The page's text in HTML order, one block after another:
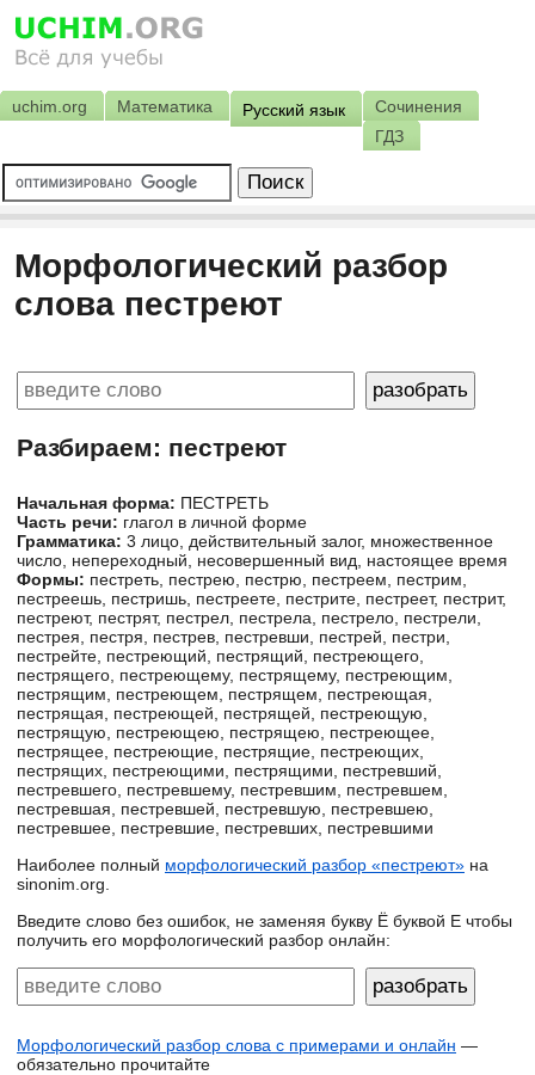
uchim.org Математика Русский язык
Сочинения
ГДЗ
Морфологический разбор
слова пестреют
Разбираем: пестреют
Начальная форма: ПЕСТРЕТЬ
Часть речи: глагол в личной форме
Грамматика: 3 лицо, действительный залог, множественное
число, непереходный, несовершенный вид, настоящее время
Формы: пестреть, пестрею, пестрю, пестреем, пестрим,
пестреешь, пестришь, пестреете, пестрите, пестреет, пестрит,
пестреют, пестрят, пестрел, пестрела, пестрело, пестрели,
пестрея, пестря, пестрев, пестревши, пестрей, пестри,
пестрейте, пестреющий, пестрящий, пестреющего,
пестрящего, пестреющему, пестрящему, пестреющим,
пестрящим, пестреющем, пестрящем, пестреющая,
пестрящая, пестреющей, пестрящей, пестреющую,
пестрящую, пестреющею, пестрящею, пестреющее,
пестрящее, пестреющие, пестрящие, пестреющих,
пестрящих, пестреющими, пестрящими, пестревший,
пестревшего, пестревшему, пестревшим, пестревшем,
пестревшая, пестревшей, пестревшую, пестревшею,
пестревшее, пестревшие, пестревших, пестревшими
Наиболее полный морфологический разбор «пестреют» на
sinonim.org.
Введите слово без ошибок, не заменяя букву Ё буквой Е чтобы
получить его морфологический разбор онлайн:
Морфологический разбор слова с примерами и онлайн —
обязательно прочитайте